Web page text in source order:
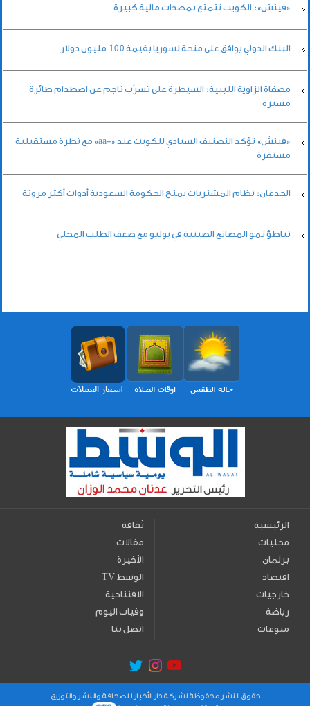
«فيتش»: الكويت تتمتع بمصدات مالية كبيرة
البنك الدولي يوافق على منحة لسوريا بقيمة 100 مليون دولار
مصفاة الزاوية الليبية: السيطرة على تسرّب ناجم عن اصطدام طائرة
مسيرة
«فيتش» تؤكد التصنيف السيادي للكويت عند «-aa» مع نظرة مستقبلية
مستقرة
الجدعان: نظام المشتريات يمنح الحكومة السعودية أدوات أكثر مرونة
تباطؤ نمو المصانع الصينية في يوليو مع ضعف الطلب المحلي
الرئيسية
محليات
برلمان
اقتصاد
خارجيات
رياضة
منوعات
ثقافة
مقالات
الأخيرة
TV الوسط
الافتتاحية
وفيات اليوم
اتصل بنا
حقوق النشر محفوظة لشركة دار الأخبار للصحافة والنشر والتوزيع